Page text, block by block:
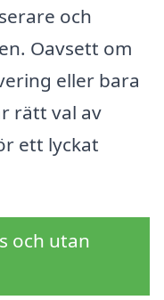
och
Oavsett om
eller bara
rätt val av
ett lyckat
och utan